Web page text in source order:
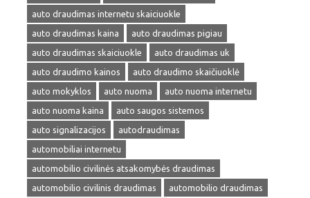
auto draudimas internetu skaiciuokle
auto draudimas kaina
auto draudimas pigiau
auto draudimas skaiciuokle
auto draudimas uk
auto draudimo kainos
auto draudimo skaičiuoklė
auto mokyklos
auto nuoma
auto nuoma internetu
auto nuoma kaina
auto saugos sistemos
auto signalizacijos
autodraudimas
automobiliai internetu
automobilio civilinės atsakomybės draudimas
automobilio civilinis draudimas
automobilio draudimas